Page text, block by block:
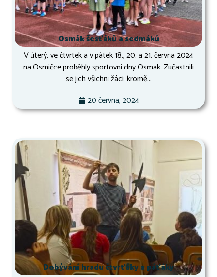
Osmák šesťáků a sedmáků
V úterý, ve čtvrtek a v pátek 18., 20. a 21. června 2024
na Osmičce proběhly sportovní dny Osmák. Zúčastnili
se jich všichni žáci, kromě...
20 června, 2024
Dobývání hradu čtvrťáky a páťáky